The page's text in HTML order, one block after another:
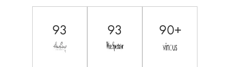
93 93 90+